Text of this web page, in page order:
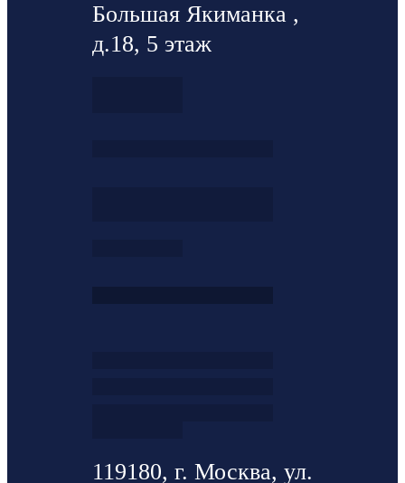
Большая Якиманка ,
д.18, 5 этаж
119180, г. Москва, ул.